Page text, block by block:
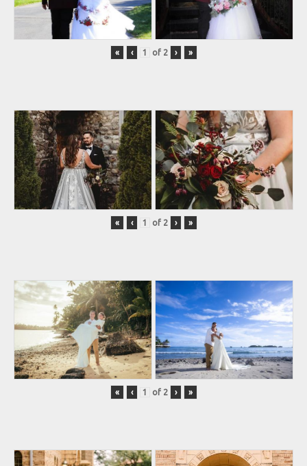
« ‹ of 2 › »
« ‹ of 2 › »
« ‹ of 2 › »